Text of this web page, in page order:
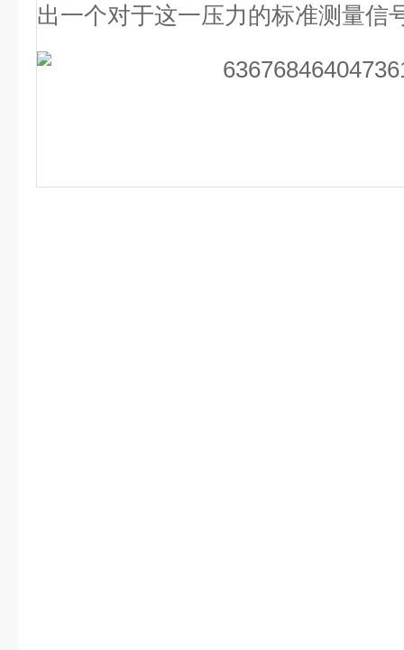
出一个对于这一压力的标准测量信